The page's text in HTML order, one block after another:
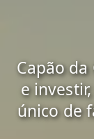
Capão
e
único de